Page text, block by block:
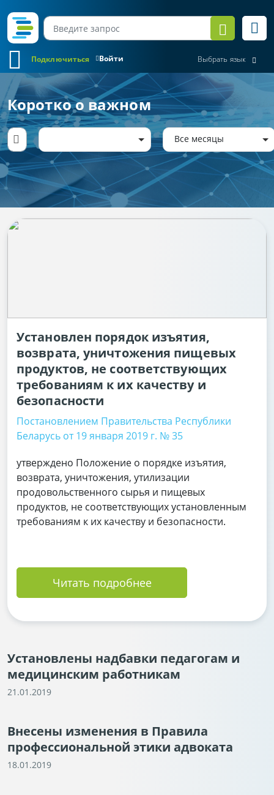
Войти
Подключиться Выбрать язык
Коротко о важном
Все месяцы
Установлен порядок изъятия,
возврата, уничтожения пищевых
продуктов, не соответствующих
требованиям к их качеству и
безопасности
Постановлением Правительства Республики
Беларусь от 19 января 2019 г. № 35
утверждено Положение о порядке изъятия,
возврата, уничтожения, утилизации
продовольственного сырья и пищевых
продуктов, не соответствующих установленным
требованиям к их качеству и безопасности.
Читать подробнее
Установлены надбавки педагогам и
медицинским работникам
21.01.2019
Внесены изменения в Правила
профессиональной этики адвоката
18.01.2019